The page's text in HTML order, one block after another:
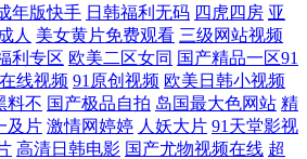
年版快手 日韩福利无码 四虎四房 亚
人 美女黄片免费观看 三级网站视频
利专区 欧美二区女同 国产精品一区91
线视频 91原创视频 欧美日韩小视频
料不 国产极品自拍 岛国最大色网站 精
及片 激情网婷婷 人妖大片 91天堂影视
高清日韩电影 国产尤物视频在线 超